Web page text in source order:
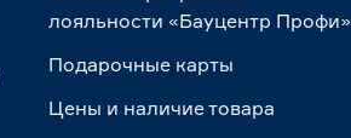
лояльности «Бауцентр Профи»
Подарочные карты
Цены и наличие товара